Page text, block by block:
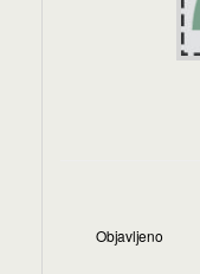
Objavljeno